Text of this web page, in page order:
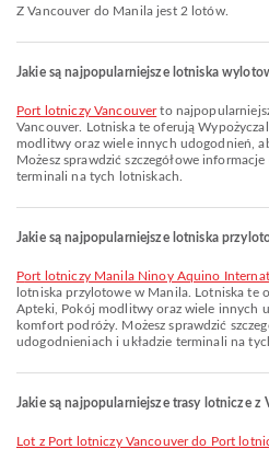
Z Vancouver do Manila jest 2 lotów.
Jakie są najpopularniejsze lotniska
Port lotniczy Vancouverto
Vancouver. Lotniska te oferują
modlitwy oraz wiele innych udogodnień,
Możesz sprawdzić szczegółowe
terminali na tych lotniskach.
Jakie są najpopularniejsze lotniska
Port lotniczy Manila Ninoy Aquino
lotniska przylotowe w Manila. Lotniska te
Apteki, Pokój modlitwy oraz wiele innych
komfort podróży. Możesz sprawdzić
udogodnieniach i układzie terminali na
Jakie są najpopularniejsze trasy lotnicze z
lot z Port lotniczy Vancouver do Port